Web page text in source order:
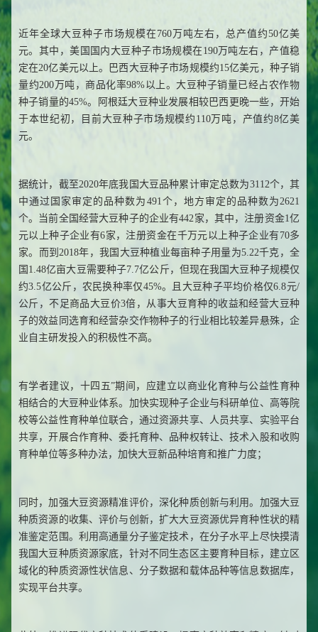
近年全球大豆种子市场规模在760万吨左右，总产值约50亿美
元。其中，美国国内大豆种子市场规模在190万吨左右，产值稳
定在20亿美元以上。巴西大豆种子市场规模约15亿美元，种子销
量约200万吨，商品化率98%以上。大豆种子销量已经占农作物
种子销量的45%。阿根廷大豆种业发展相较巴西更晚一些，开始
于本世纪初，目前大豆种子市场规模约110万吨，产值约8亿美
元。
据统计，截至2020年底我国大豆品种累计审定总数为3112个，其
中通过国家审定的品种数为491个，地方审定的品种数为2621
个。当前全国经营大豆种子的企业有442家，其中，注册资金1亿
元以上种子企业有6家，注册资金在千万元以上种子企业有70多
家。而到2018年，我国大豆种植业每亩种子用量为5.22千克，全
国1.48亿亩大豆需要种子7.7亿公斤，但现在我国大豆种子规模仅
约3.5亿公斤，农民换种率仅45%。且大豆种子平均价格仅6.8元/
公斤，不足商品大豆价3倍，从事大豆育种的收益和经营大豆种
子的效益同选育和经营杂交作物种子的行业相比较差异悬殊，企
业自主研发投入的积极性不高。
有学者建议，十四五”期间，应建立以商业化育种与公益性育种
相结合的大豆种业体系。加快实现种子企业与科研单位、高等院
校等公益性育种单位联合，通过资源共享、人员共享、实验平台
共享，开展合作育种、委托育种、品种权转让、技术入股和收购
育种单位等多种办法，加快大豆新品种培育和推广力度；
同时，加强大豆资源精准评价，深化种质创新与利用。加强大豆
种质资源的收集、评价与创新，扩大大豆资源优异育种性状的精
准鉴定范围。利用高通量分子鉴定技术，在分子水平上尽快摸清
我国大豆种质资源家底，针对不同生态区主要育种目标，建立区
域化的种质资源性状信息、分子数据和载体品种等信息数据库，
实现平台共享。